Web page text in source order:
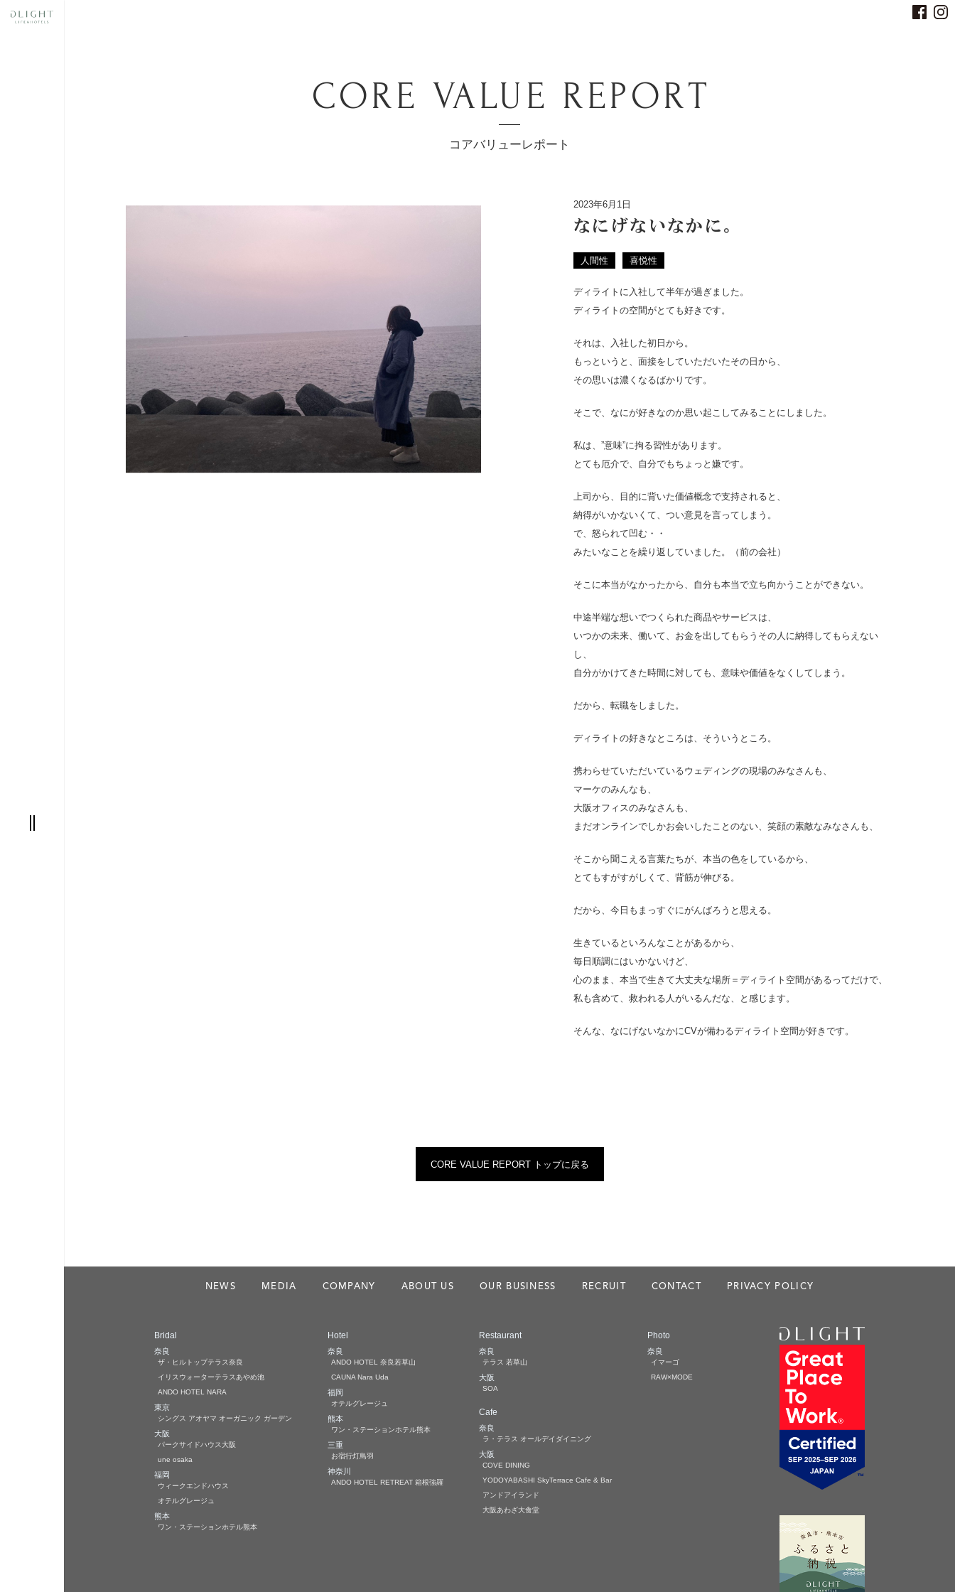
CORE VALUE REPORT
コアバリューレポート
2023年6月1日
なにげないなかに。
人間性 喜悦性
ディライトに入社して半年が過ぎました。
ディライトの空間がとても好きです。
それは、入社した初日から。
もっというと、面接をしていただいたその日から、
その思いは濃くなるばかりです。
そこで、なにが好きなのか思い起こしてみることにしました。
私は、”意味”に拘る習性があります。
とても厄介で、自分でもちょっと嫌です。
上司から、目的に背いた価値概念で支持されると、
納得がいかないくて、つい意見を言ってしまう。
で、怒られて凹む・・
みたいなことを繰り返していました。（前の会社）
そこに本当がなかったから、自分も本当で立ち向かうことができない。
中途半端な想いでつくられた商品やサービスは、
いつかの未来、働いて、お金を出してもらうその人に納得してもらえない
し、
自分がかけてきた時間に対しても、意味や価値をなくしてしまう。
だから、転職をしました。
ディライトの好きなところは、そういうところ。
携わらせていただいているウェディングの現場のみなさんも、
マーケのみんなも、
大阪オフィスのみなさんも、
まだオンラインでしかお会いしたことのない、笑顔の素敵なみなさんも、
そこから聞こえる言葉たちが、本当の色をしているから、
とてもすがすがしくて、背筋が伸びる。
だから、今日もまっすぐにがんばろうと思える。
生きているといろんなことがあるから、
毎日順調にはいかないけど、
心のまま、本当で生きて大丈夫な場所＝ディライト空間があるってだけで、
私も含めて、救われる人がいるんだな、と感じます。
そんな、なにげないなかにCVが備わるディライト空間が好きです。
CORE VALUE REPORT トップに戻る
NEWS MEDIA COMPANY ABOUT US OUR BUSINESS RECRUIT CONTACT PRIVACY POLICY
Bridal
奈良
ザ・ヒルトップテラス奈良
イリスウォーターテラスあやめ池
ANDO HOTEL NARA
東京
シングス アオヤマ オーガニック ガーデン
大阪
パークサイドハウス大阪
une osaka
福岡
ウィークエンドハウス
オテルグレージュ
熊本
ワン・ステーションホテル熊本
Hotel
奈良
ANDO HOTEL 奈良若草山
CAUNA Nara Uda
福岡
オテルグレージュ
熊本
ワン・ステーションホテル熊本
三重
お宿行灯鳥羽
神奈川
ANDO HOTEL RETREAT 箱根強羅
Restaurant
奈良
テラス 若草山
大阪
SOA
Cafe
奈良
ラ・テラス オールデイダイニング
大阪
COVE DINING
YODOYABASHI SkyTerrace Cafe & Bar
アンドアイランド
大阪あわざ大食堂
Photo
奈良
イマーゴ
RAW×MODE